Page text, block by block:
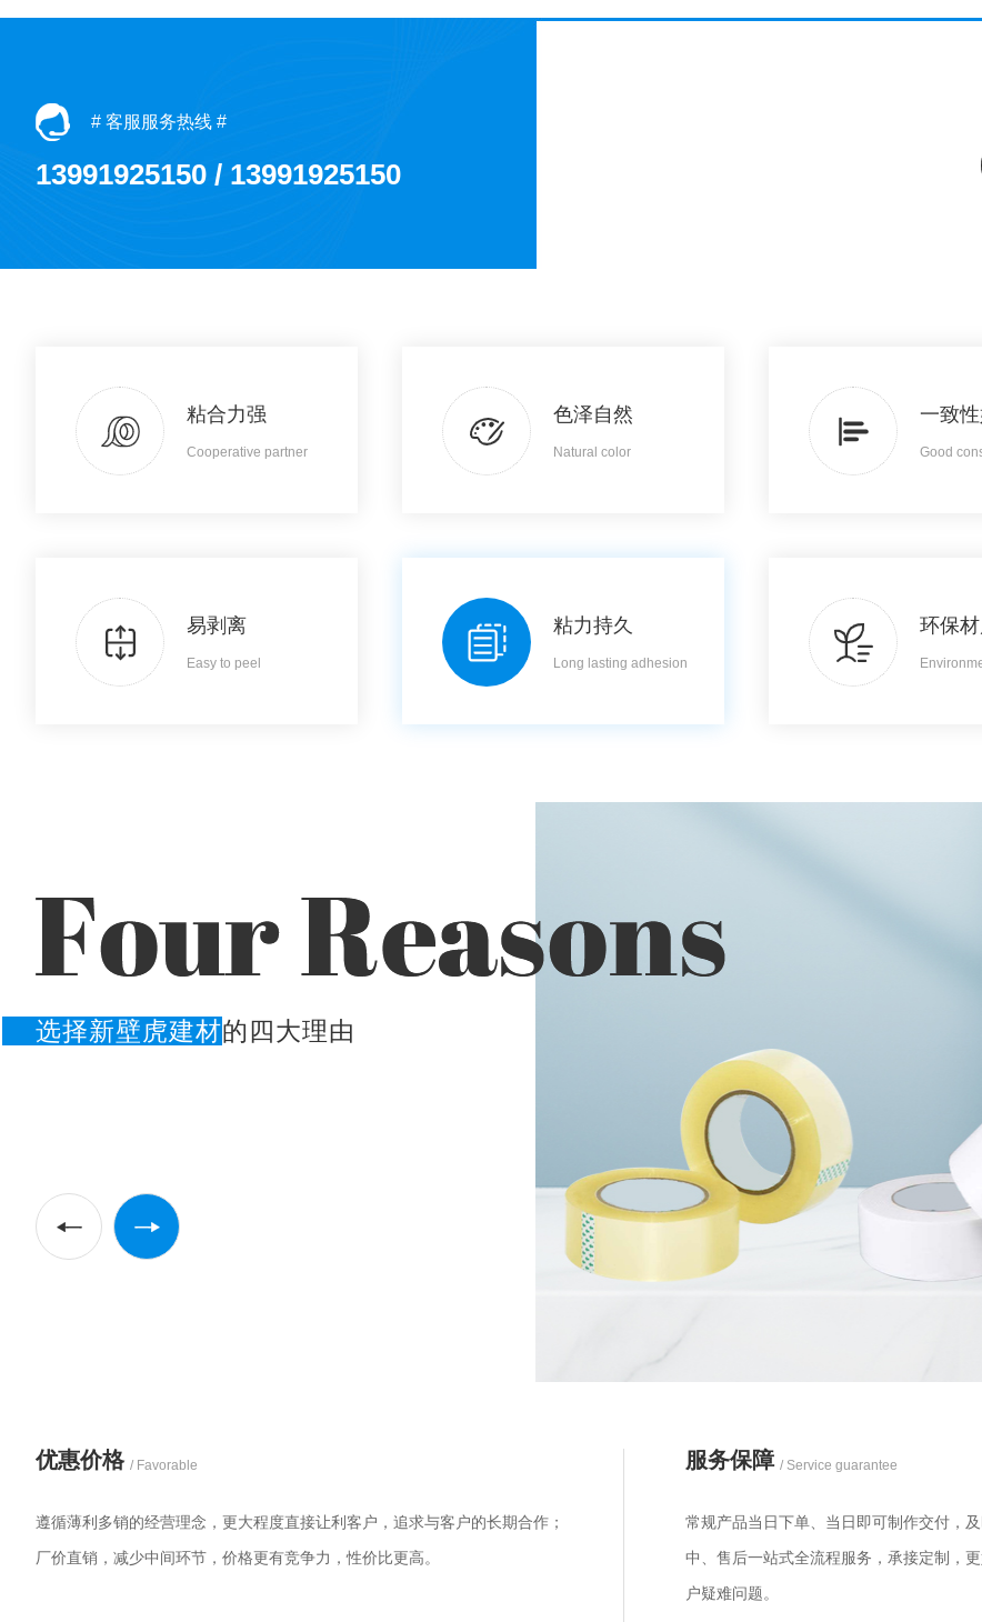
# 客服服务热线 #
13991925150 / 13991925150
粘合力强
Cooperative partner
色泽自然
Natural color
一致
Good
易剥离
Easy to peel
粘力持久
Long lasting adhesion
环保
选择新壁虎建材的四大理由
优惠价格 / Favorable
遵循薄利多销的经营理念，更大程度直接让利客户，追求与客户的长期合作；
厂价直销，减少中间环节，价格更有竞争力，性价比更高。
服务保障 / Service guarantee
常规产品当日下单、当日即可制作交付，
中、售后一站式全流程服务，承接定制，
户疑难问题。